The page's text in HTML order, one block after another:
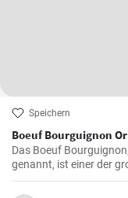
Speichern
Boeuf Bourguignon
Das Boeuf
genannt, ist einer der
Das Rezept stammt
gleichnamigen